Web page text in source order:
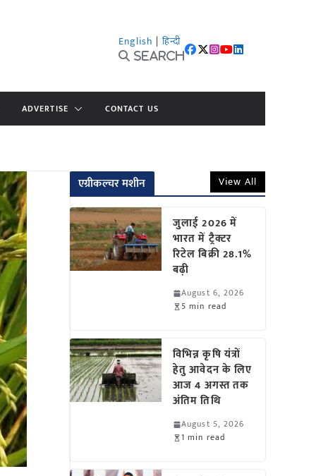
English | हिन्दी
Search
ADVERTISE CONTACT US
एग्रीकल्चर मशीन View All
जुलाई 2026 में
भारत में ट्रैक्टर
रिटेल बिक्री 28.1%
बढ़ी
August 6, 2026
5 min read
विभिन्न कृषि यंत्रों
हेतु आवेदन के लिए
आज 4 अगस्त तक
अंतिम तिथि
August 5, 2026
1 min read